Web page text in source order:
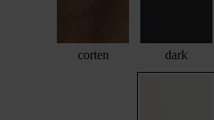
corten dark